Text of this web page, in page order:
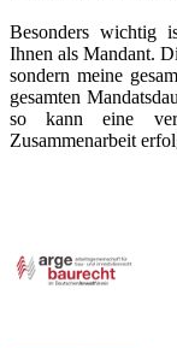
Besonders wichtig
Ihnen als Mandant.
sondern meine
gesamten
so kann eine
Zusammenarbeit